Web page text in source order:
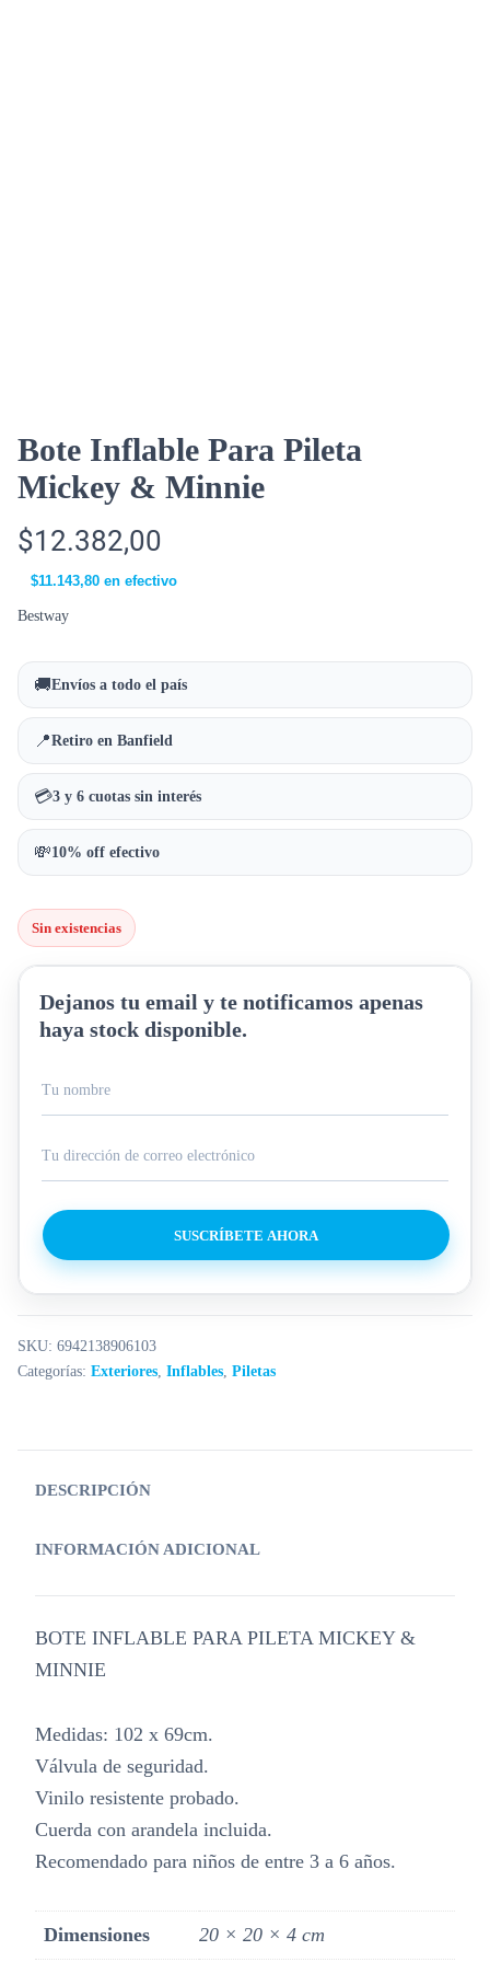
Bote Inflable Para Pileta
Mickey & Minnie
$12.382,00
$11.143,80 en efectivo
Bestway
🚚Envíos a todo el país
📍Retiro en Banfield
💳3 y 6 cuotas sin interés
💸10% off efectivo
Sin existencias
Dejanos tu email y te notificamos apenas
haya stock disponible.
SUSCRÍBETE AHORA
SKU: 6942138906103
Categorías: Exteriores, Inflables, Piletas
DESCRIPCIÓN
INFORMACIÓN ADICIONAL
BOTE INFLABLE PARA PILETA MICKEY &
MINNIE
Medidas: 102 x 69cm.
Válvula de seguridad.
Vinilo resistente probado.
Cuerda con arandela incluida.
Recomendado para niños de entre 3 a 6 años.
Dimensiones 20 × 20 × 4 cm